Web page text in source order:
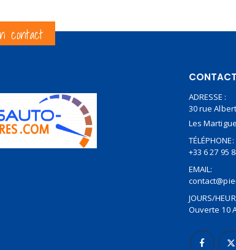
contact
30 rue
Les
TÉLÉPHONE:
+33 6 27 95
EMAIL:
JOURS/
Ouverte 10